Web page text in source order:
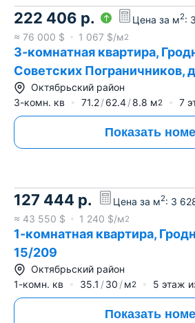
222 406 р. Цена за м2:
≈ 76 000 $ 1 067 $/м2
3-комнатная квартира,
Советских Пограничников,
Октябрьский район
3-комн. кв
71.2 62.4 8.8 м2 7
Показать
127 444 р. Цена за м2: 3
≈ 43 550 $ 1 240 $/м2
1-комнатная квартира,
15/209
Октябрьский район
1-комн. кв
35.1 30 м2 5 этаж
Показать